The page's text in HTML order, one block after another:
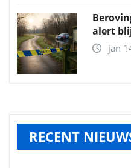
alert
jan
RECENT